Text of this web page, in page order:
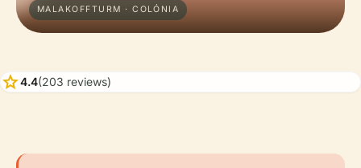
MALAKOFFTURM · COLÓNIA
star4.4(203 reviews)